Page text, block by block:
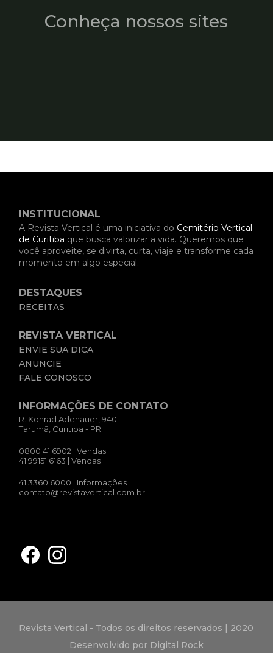
Conheça nossos sites
INSTITUCIONAL
A Revista Vertical é uma iniciativa do Cemitério Vertical
de Curitiba que busca valorizar a vida. Queremos que
você aproveite, se divirta, curta, viaje e transforme cada
momento em algo especial.
DESTAQUES
RECEITAS
REVISTA VERTICAL
ENVIE SUA DICA
ANUNCIE
FALE CONOSCO
INFORMAÇÕES DE CONTATO
R. Konrad Adenauer, 940
Tarumã, Curitiba - PR
0800 41 6902 | Vendas
41 99151 6163 | Vendas
41 3360 6000 | Informações
contato@revistavertical.com.br
Revista Vertical - Todos os direitos reservados | 2020
Desenvolvido por Digital Rock